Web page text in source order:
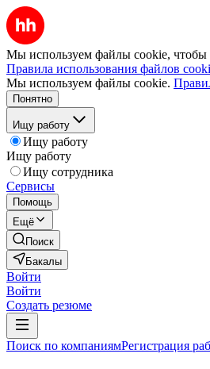
Мы используем файлы cookie, чтобы
Правила использования файлов
Мы используем файлы cookie.
Понятно
Ищу работу
Ищу работу
Ищу работу
Ищу сотрудника
Сервисы
Помощь
Ещё
Поиск
Бакалы
Войти
Войти
Создать резюме
Поиск по компаниямРегистрация